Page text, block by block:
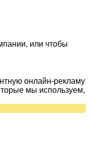
или чтобы
онлайн-рекламу
мы используем,